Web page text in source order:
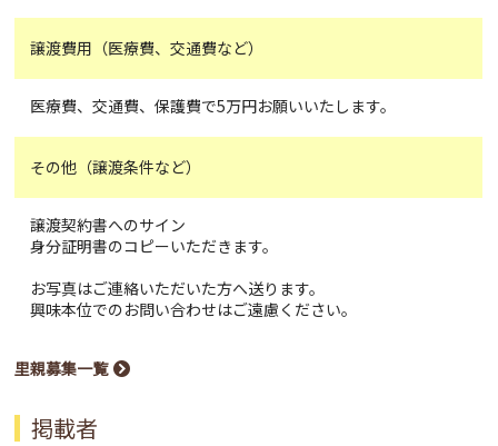
譲渡費用（医療費、交通費など）
医療費、交通費、保護費で5万円お願いいたします。
その他（譲渡条件など）
譲渡契約書へのサイン
身分証明書のコピーいただきます。
お写真はご連絡いただいた方へ送ります。
興味本位でのお問い合わせはご遠慮ください。
里親募集一覧
掲載者